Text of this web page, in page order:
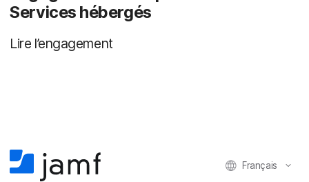
Services hébergés
Lire l’engagement
Français